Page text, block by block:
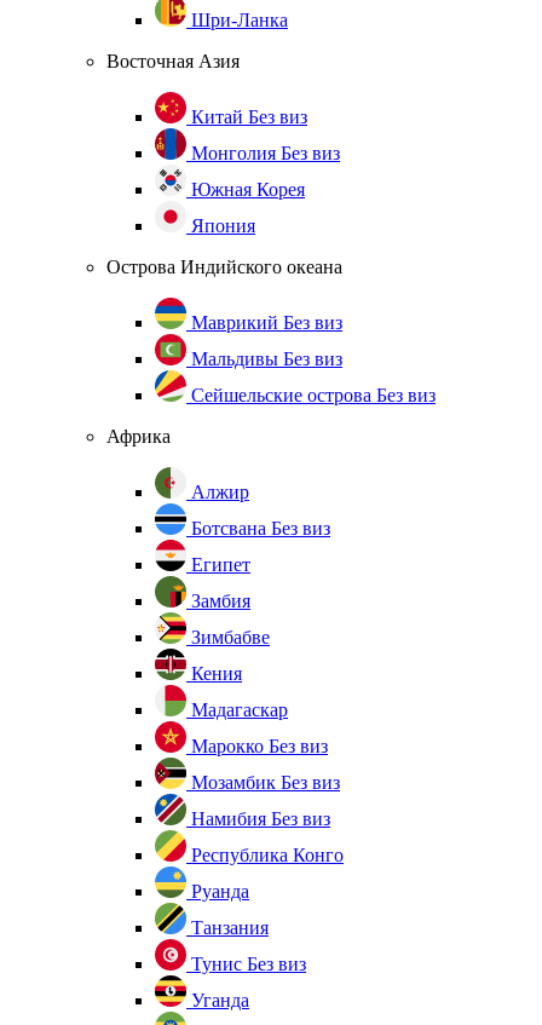
Шри-Ланка
Восточная Азия
Китай Без виз
Монголия Без виз
Южная Корея
Япония
Острова Индийского океана
Маврикий Без виз
Мальдивы Без виз
Сейшельские острова Без виз
Африка
Алжир
Ботсвана Без виз
Египет
Замбия
Зимбабве
Кения
Мадагаскар
Марокко Без виз
Мозамбик Без виз
Намибия Без виз
Республика Конго
Руанда
Танзания
Тунис Без виз
Уганда